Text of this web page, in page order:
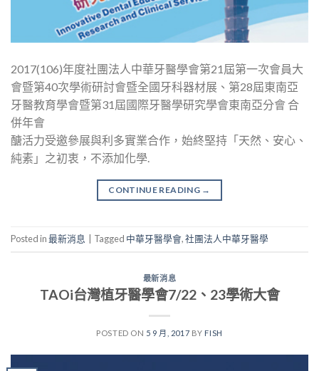
2017(106)年度社團法人中華牙醫學會第21屆第一次會員大
會暨第40次學術研討會暨全國牙科器材展、第28屆東南亞
牙醫教育學會暨第31屆國際牙醫學研究學會東南亞分會 合
併年會
醣活力受邀參展與利多實業合作，始終堅持「天然、安心、
純素」之初衷，不添加化學.
CONTINUE READING →
Posted in最新消息 Tagged 中華牙醫學會,社團法人中華牙醫學
最新消息
TAOi台灣植牙醫學會7/22、23學術大會
POSTED ON 5 9 月, 2017 BY FISH